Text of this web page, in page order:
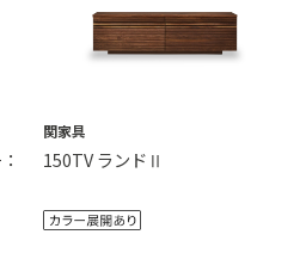
関家具
150TV ランドⅡ